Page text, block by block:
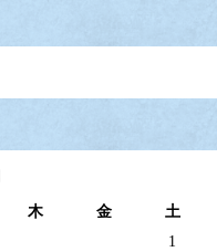
木 金 土
1